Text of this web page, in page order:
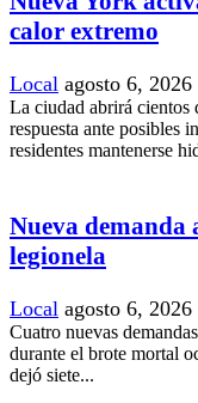
calor extremo
Local agosto 6, 2026
La ciudad abrirá cientos
respuesta ante posibles
residentes mantenerse
Nueva demanda
legionela
Local agosto 6, 2026
Cuatro nuevas
durante el brote mortal
dejó siete...